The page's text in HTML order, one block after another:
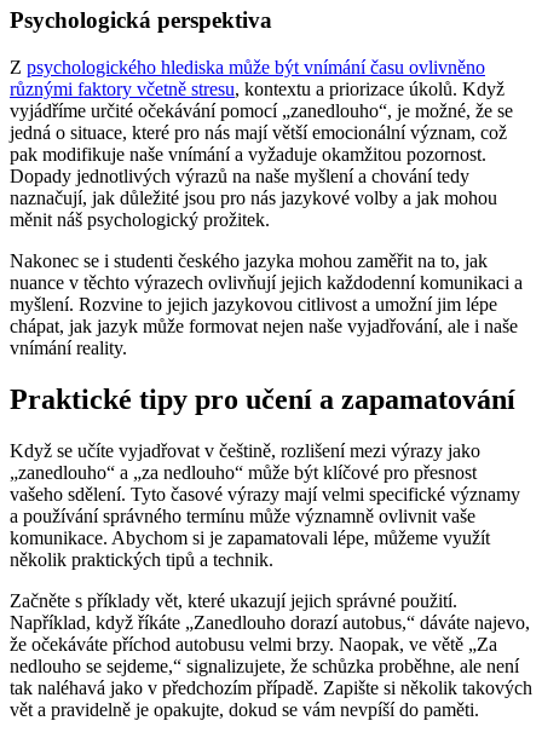
Psychologická perspektiva
Z psychologického hlediska může být vnímání času ovlivněno
různými faktory včetně stresu, kontextu a priorizace úkolů. Když
vyjádříme určité očekávání pomocí „zanedlouho“, je možné, že se
jedná o situace, které pro nás mají větší emocionální význam, což
pak modifikuje naše vnímání a vyžaduje okamžitou pozornost.
Dopady jednotlivých výrazů na naše myšlení a chování tedy
naznačují, jak důležité jsou pro nás jazykové volby a jak mohou
měnit náš psychologický prožitek.
Nakonec se i studenti českého jazyka mohou zaměřit na to, jak
nuance v těchto výrazech ovlivňují jejich každodenní komunikaci a
myšlení. Rozvine to jejich jazykovou citlivost a umožní jim lépe
chápat, jak jazyk může formovat nejen naše vyjadřování, ale i naše
vnímání reality.
Praktické tipy pro učení a zapamatování
Když se učíte vyjadřovat v češtině, rozlišení mezi výrazy jako
„zanedlouho“ a „za nedlouho“ může být klíčové pro přesnost
vašeho sdělení. Tyto časové výrazy mají velmi specifické významy
a používání správného termínu může významně ovlivnit vaše
komunikace. Abychom si je zapamatovali lépe, můžeme využít
několik praktických tipů a technik.
Začněte s příklady vět, které ukazují jejich správné použití.
Například, když říkáte „Zanedlouho dorazí autobus,“ dáváte najevo,
že očekáváte příchod autobusu velmi brzy. Naopak, ve větě „Za
nedlouho se sejdeme,“ signalizujete, že schůzka proběhne, ale není
tak naléhavá jako v předchozím případě. Zapište si několik takových
vět a pravidelně je opakujte, dokud se vám nevpíší do paměti.